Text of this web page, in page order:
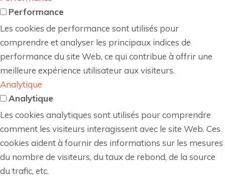
Performance
Les cookies de performance sont utilisés pour
comprendre et analyser les principaux indices de
performance du site Web, ce qui contribue à offrir une
meilleure expérience utilisateur aux visiteurs.
Analytique
Analytique
Les cookies analytiques sont utilisés pour comprendre
comment les visiteurs interagissent avec le site Web. Ces
cookies aident à fournir des informations sur les mesures
du nombre de visiteurs, du taux de rebond, de la source
du trafic, etc.